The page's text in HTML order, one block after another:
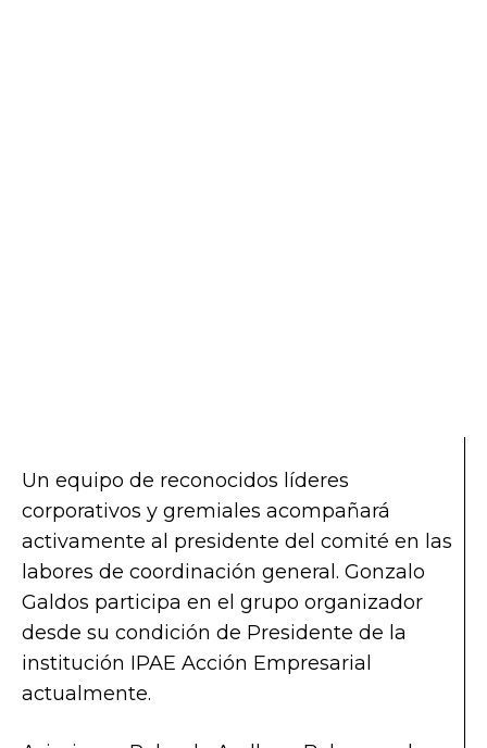
Un equipo de reconocidos líderes
corporativos y gremiales acompañará
activamente al presidente del comité en las
labores de coordinación general. Gonzalo
Galdos participa en el grupo organizador
desde su condición de Presidente de la
institución IPAE Acción Empresarial
actualmente.